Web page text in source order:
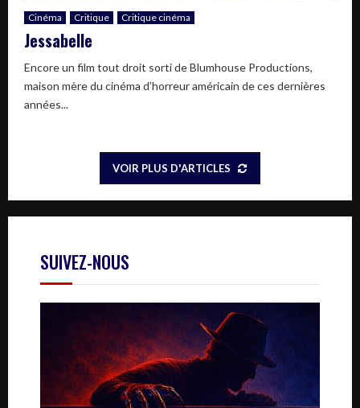
Cinéma Critique Critique cinéma
Jessabelle
Encore un film tout droit sorti de Blumhouse Productions,
maison mère du cinéma d’horreur américain de ces dernières
années...
VOIR PLUS D'ARTICLES
SUIVEZ-NOUS